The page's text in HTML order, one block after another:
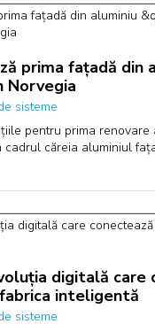
prima fațadă din
Norvegia
sisteme
pentru prima renovare
cadrul căreia aluminiul
digitală care
inteligentă
sisteme